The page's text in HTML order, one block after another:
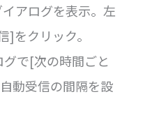
アログを表示。左
をクリック。
で[次の時間ごと
動受信の間隔を設